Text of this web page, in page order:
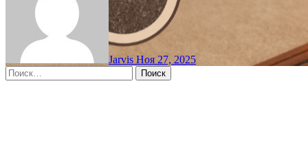
Jarvis Ноя 27, 2025
Найти: